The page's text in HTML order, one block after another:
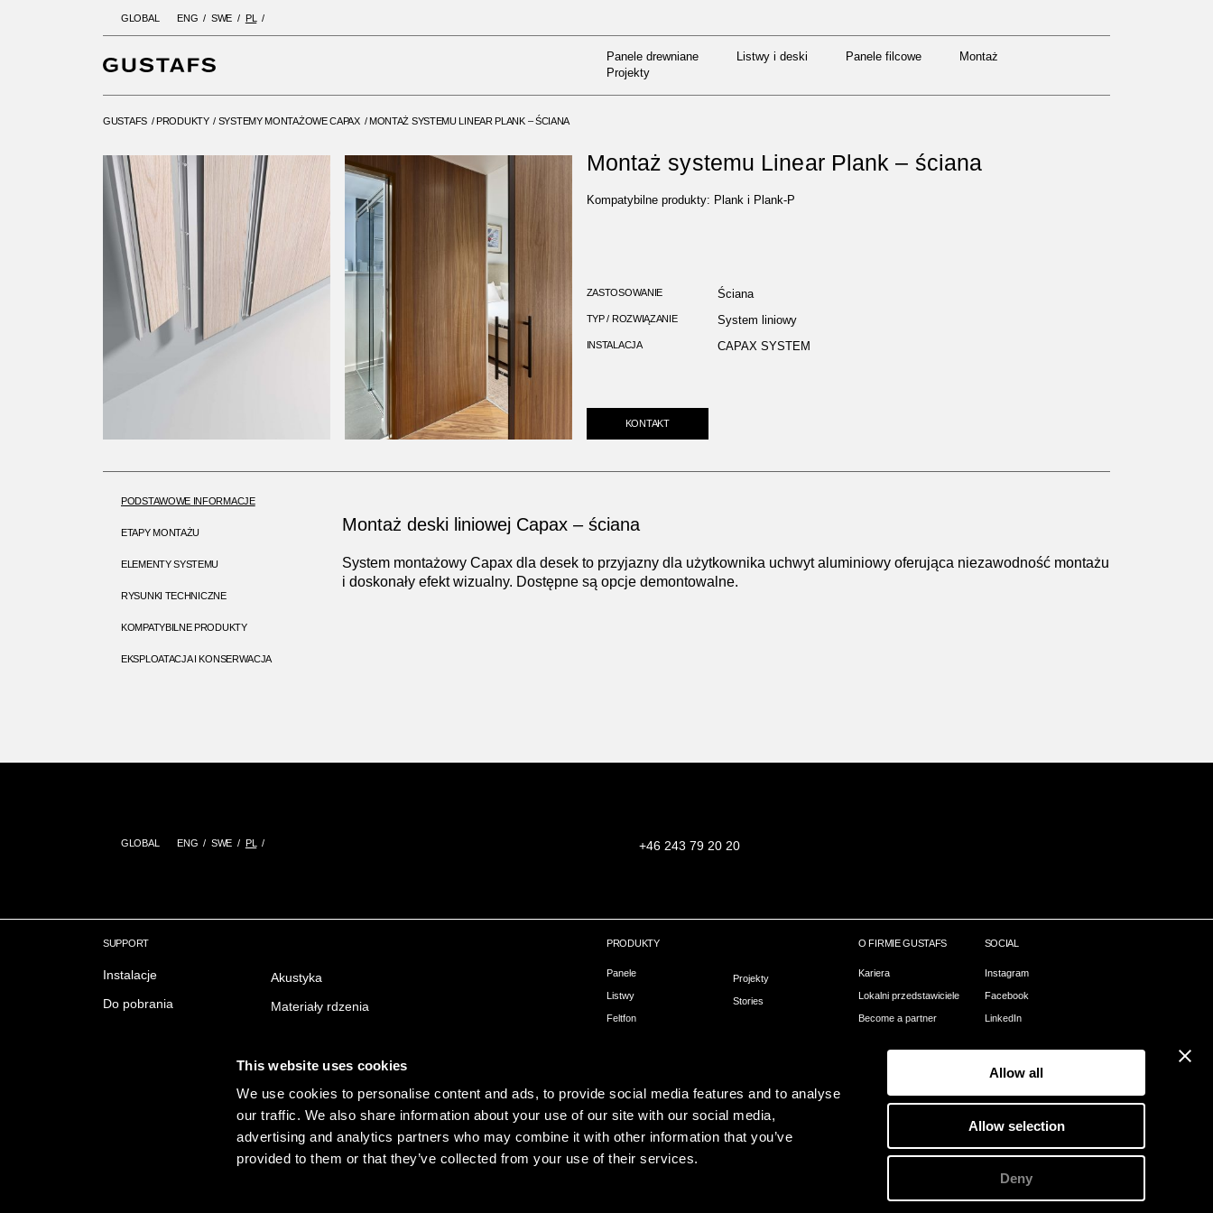
This website uses cookies
We use cookies to personalise content and ads, to provide social media features and to analyse
our traffic. We also share information about your use of our site with our social media,
advertising and analytics partners who may combine it with other information that you’ve
provided to them or that they’ve collected from your use of their services.
Allow all
Allow selection
Deny
GLOBAL ENG SWE PL
Panele drewniane Listwy i deski Panele filcowe
Montaż
Projekty
GUSTAFS
LINEAR PLANK – ŚCIANA
Projekty
GUSTAFS / PRODUKTY / SYSTEMY MONTAŻOWE CAPAX / MONTAŻ SYSTEMU LINEAR PLANK – ŚCIANA
Montaż systemu Linear Plank – ściana
Kompatybilne produkty: Plank i Plank-P
ZASTOSOWANIE Ściana
TYP / ROZWIĄZANIE System liniowy
INSTALACJA CAPAX SYSTEM
KONTAKT
PODSTAWOWE INFORMACJE
ETAPY MONTAŻU
ELEMENTY SYSTEMU
RYSUNKI TECHNICZNE
KOMPATYBILNE PRODUKTY
EKSPLOATACJA I KONSERWACJA
Montaż deski liniowej Capax – ściana
System montażowy Capax dla desek to przyjazny dla użytkownika uchwyt aluminiowy oferująca niezawodność montażu
i doskonały efekt wizualny. Dostępne są opcje demontowalne.
GLOBAL ENG SWE PL +46 243 79 20 20
SUPPORT
Instalacje
Do pobrania
Akustyka
Materiały rdzenia
Wykończenie powierzchni
Emisji
Zrownowazony rozwoj
PRODUKTY
Panele
Listwy
Feltfon
Projekty
Stories
O FIRMIE GUSTAFS
Kariera
Lokalni przedstawiciele
Become a partner
O Gustafs
SOCIAL
Instagram
Facebook
LinkedIn